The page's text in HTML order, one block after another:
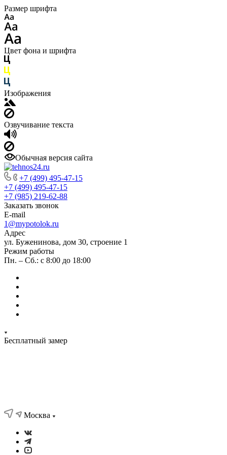
Размер шрифта
Цвет фона и шрифта
Изображения
Озвучивание текста
Обычная версия сайта
+7 (499) 495-47-15
+7 (499) 495-47-15
+7 (985) 219-62-88
Заказать звонок
E-mail
1@mypotolok.ru
Адрес
ул. Буженинова, дом 30, строение 1
Режим работы
Пн. – Сб.: с 8:00 до 18:00
Бесплатный замер
Москва